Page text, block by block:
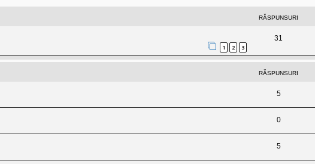
RĂSPUNSURI
1 2 3
31
RĂSPUNSURI
5
0
5